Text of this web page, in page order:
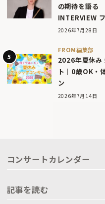
の期待を語る
INTERVIEW
2026年7月28日
FROM編集部
2026年夏休み
ト｜0歳OK・
ン
2026年7月14日
コンサートカレンダー
記事を読む